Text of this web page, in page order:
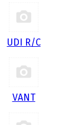
UDI R/С
VANT